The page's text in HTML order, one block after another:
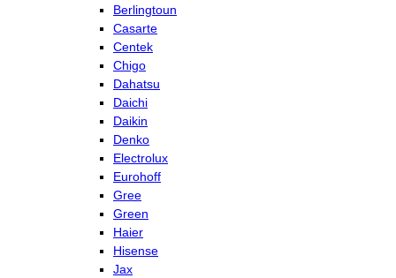
Berlingtoun
Casarte
Centek
Chigo
Dahatsu
Daichi
Daikin
Denko
Electrolux
Eurohoff
Gree
Green
Haier
Hisense
Jax